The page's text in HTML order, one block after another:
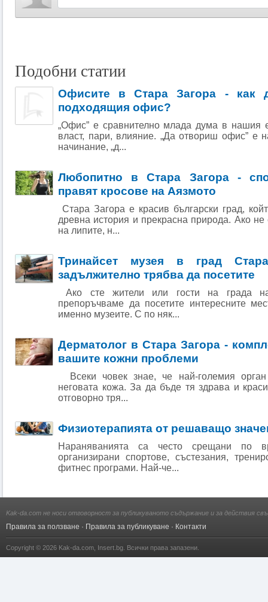
Подобни статии
Офисите в Стара Загора - как
подходящия офис?
„Офис” е сравнително млада дума в нашия
власт, пари, влияние. „Да отвориш офис” е
начинание, „д...
Любопитно в Стара Загора -
правят кросове на Аязмото
Стара Загора е красив български град,
древна история и прекрасна природа. Ако
на липите, н...
Тринайсет музея в град
задължително трябва да посетите
Ако сте жители или гости на града
препоръчваме да посетите интересните
именно музеите. С по няк...
Дерматолог в Стара Загора -
вашите кожни проблеми
Всеки човек знае, че най-големия
неговата кожа. За да бъде тя здрава и
отговорно тря...
Физиотерапията от решаващо
Нараняванията са често срещани по
организирани спортове, състезания,
фитнес програми. Най-че...
Kak-da.com не носи отговорност за публикуваното съдържание и за действия
Правила за ползване · Правила за публикуване · Контакти
Copyright © 2026 Kak-da.com Insert.bg . Всички права запазени.